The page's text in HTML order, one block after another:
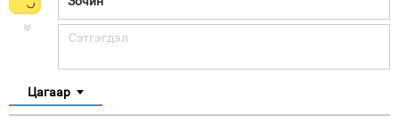
Цагаар